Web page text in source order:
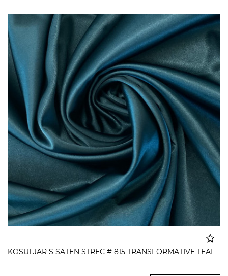
KOSULJAR S SATEN STREC # 815 TRANSFORMATIVE TEAL